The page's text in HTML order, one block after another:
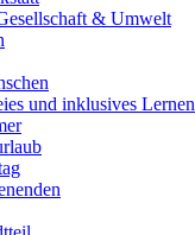
& Umwelt
und inklusives Lernen